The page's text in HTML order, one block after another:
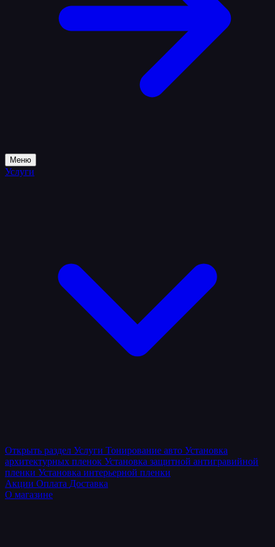
Меню
Услуги
Открыть раздел Услуги Тонирование авто Установка
архитектурных пленок Установка защитной антигравийной
пленки Установка интерьерной пленки
Акции Оплата Доставка
О магазине